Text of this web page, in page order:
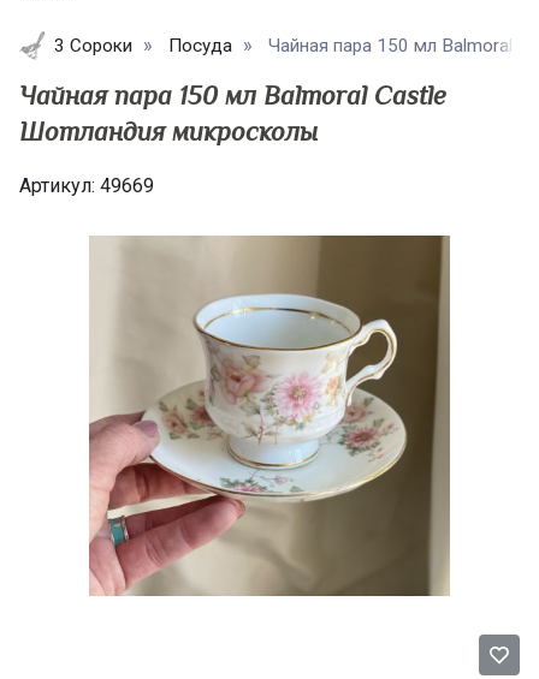
3 Сороки Посуда Чайная пара 150 мл Balmoral
Чайная пара 150 мл Balmoral Castle
Шотландия микросколы
Артикул: 49669